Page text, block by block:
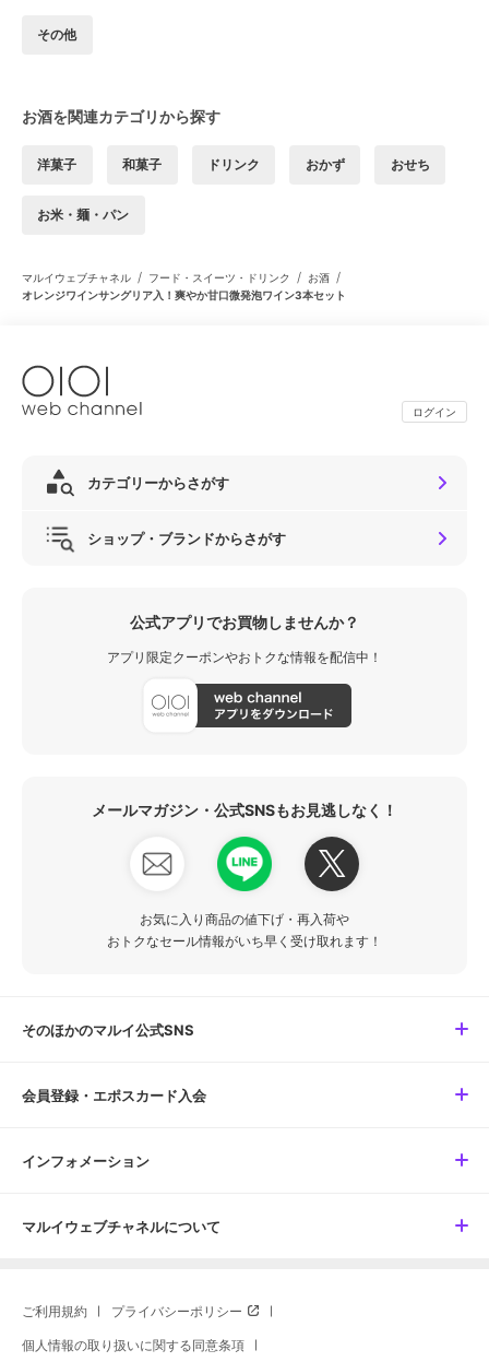
その他
お酒を関連カテゴリから探す
洋菓子 和菓子 ドリンク おかず おせち
お米・麺・パン
マルイウェブチャネル / フード・スイーツ・ドリンク / お酒 /
オレンジワインサングリア入！爽やか甘口微発泡ワイン3本セット
ログイン
カテゴリーからさがす
ショップ・ブランドからさがす
公式アプリでお買物しませんか？
アプリ限定クーポンやおトクな情報を配信中！
メールマガジン・公式SNSもお見逃しなく！
お気に入り商品の値下げ・再入荷や
おトクなセール情報がいち早く受け取れます！
そのほかのマルイ公式SNS
会員登録・エポスカード入会
インフォメーション
マルイウェブチャネルについて
ご利用規約 プライバシーポリシー
個人情報の取り扱いに関する同意条項